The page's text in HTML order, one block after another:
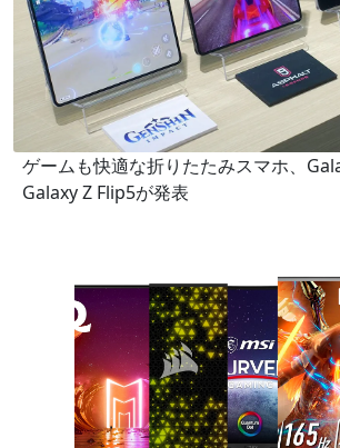
ゲームも快適な折りたたみスマホ、
Galaxy Z Flip5が発表